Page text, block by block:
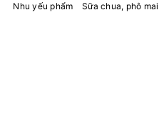
Nhu yếu phẩm Sữa chua, phô mai